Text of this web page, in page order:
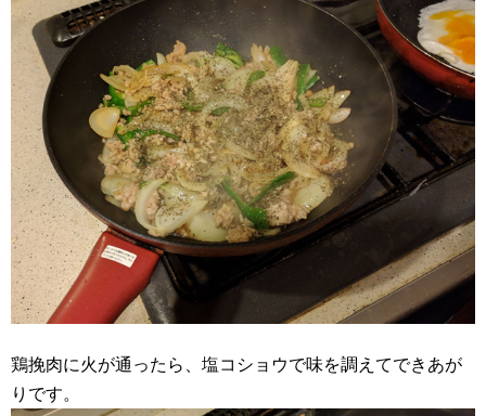
鶏挽肉に火が通ったら、塩コショウで味を調えてできあが
りです。